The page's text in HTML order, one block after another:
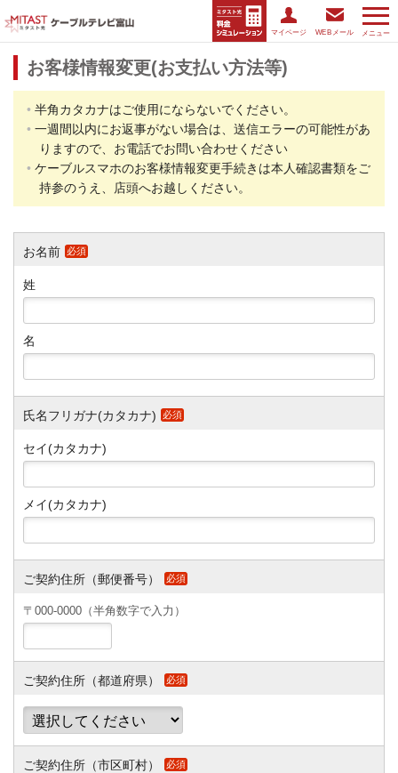
メニュー
マイページ WEBメール
お客様情報変更(お支払い方法等)
半角カタカナはご使用にならないでください。
一週間以内にお返事がない場合は、送信エラーの可能性があ
りますので、お電話でお問い合わせください
ケーブルスマホのお客様情報変更手続きは本人確認書類をご
持参のうえ、店頭へお越しください。
お名前 必須
姓
名
氏名フリガナ(カタカナ) 必須
セイ(カタカナ)
メイ(カタカナ)
ご契約住所（郵便番号） 必須
〒000-0000（半角数字で入力）
ご契約住所（都道府県） 必須
ご契約住所（市区町村） 必須